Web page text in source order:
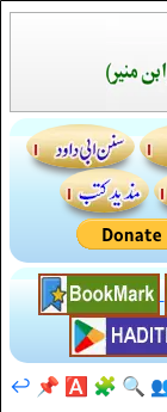
🔍
🧩
🅰️
📌
↩️